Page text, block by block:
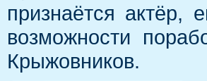
признаётся
возможности
Крыжовников.